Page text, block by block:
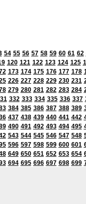
54 55 56 57 58 59 60 61 62
120 121 122 123 124 125
173 174 175 176 177 178
226 227 228 229 230 231
279 280 281 282 283 284
332 333 334 335 336 337
384 385 386 387 388 389
437 438 439 440 441 442
490 491 492 493 494 495
543 544 545 546 547 548
596 597 598 599 600 601
649 650 651 652 653 654
694 695 696 697 698 699